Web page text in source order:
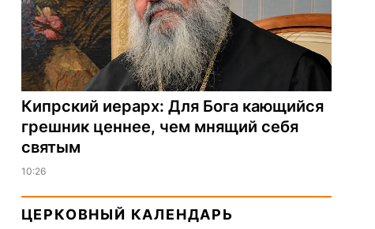
Кипрский иерарх: Для Бога кающийся
грешник ценнее, чем мнящий себя
святым
10:26
ЦЕРКОВНЫЙ КАЛЕНДАРЬ